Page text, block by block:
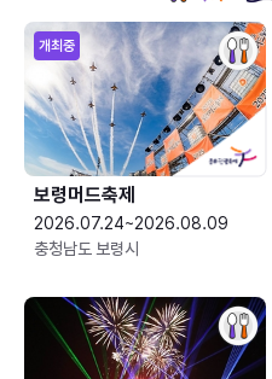
개최중
보령머드축제
2026.07.24~2026.08.09
충청남도 보령시